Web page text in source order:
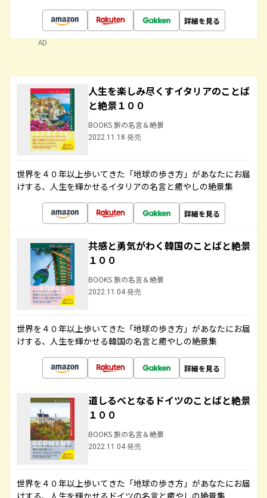
詳細を見る
AD
人生を楽しみ尽くすイタリアのことば
と絶景１００
BOOKS 旅の名言＆絶景
2022.11.18 発売
世界を４０年以上歩いてきた「地球の歩き方」があなたにお届
けする、人生を輝かせるイタリアの名言と癒やしの絶景集
詳細を見る
共感と勇気がわく韓国のことばと絶景
１００
BOOKS 旅の名言＆絶景
2022.11.04 発売
世界を４０年以上歩いてきた「地球の歩き方」があなたにお届
けする、人生を輝かせる韓国の名言と癒やしの絶景集
詳細を見る
道しるべとなるドイツのことばと絶景
１００
BOOKS 旅の名言＆絶景
2022.11.04 発売
世界を４０年以上歩いてきた「地球の歩き方」があなたにお届
けする、人生を輝かせるドイツの名言と癒やしの絶景集